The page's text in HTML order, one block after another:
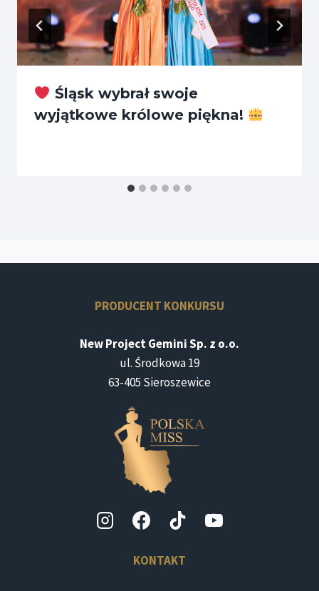
Śląsk wybrał swoje
wyjątkowe królowe piękna!
PRODUCENT KONKURSU
New Project Gemini Sp. z o.o.
ul. Środkowa 19
63-405 Sieroszewice
KONTAKT